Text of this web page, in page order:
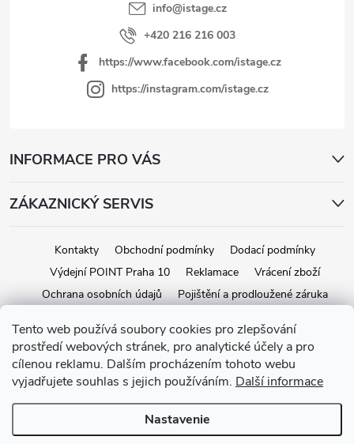
Tento web používá soubory cookies pro zlepšování
prostředí webových stránek, pro analytické účely a pro
cílenou reklamu. Dalším procházením tohoto webu
vyjadřujete souhlas s jejich používáním. Další informace
Nastavenie
info@istage.cz
+420 216 216 003
https://www.facebook.com/istage.cz
https://instagram.com/istage.cz
INFORMACE PRO VÁS
ZÁKAZNICKÝ SERVIS
Kontakty Obchodní podmínky
Dodací podmínky
Výdejní POINT Praha 10
Reklamace
Vrácení zboží
Ochrana osobních údajů
Pojištění a prodloužené záruka
Vytvoril Shoptet
Copyright 2026iStage.cz. Všetky práva vyhradené. Upraviť nastavenie
cookies